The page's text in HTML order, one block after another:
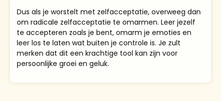
Dus als je worstelt met zelfacceptatie, overweeg dan
om radicale zelfacceptatie te omarmen. Leer jezelf
te accepteren zoals je bent, omarm je emoties en
leer los te laten wat buiten je controle is. Je zult
merken dat dit een krachtige tool kan zijn voor
persoonlijke groei en geluk.